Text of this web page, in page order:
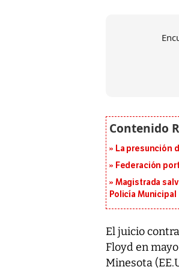
La presunción
Federación
Magistrada
Policía Municipal
El juicio
Floyd en
Minesota